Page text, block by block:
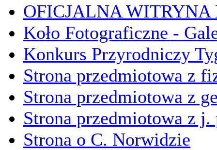
OFICJALNA
Koło Fotograficzne -
Konkurs Przyrodniczy
Strona przedmiotowa z
Strona przedmiotowa z
Strona przedmiotowa z j.
Strona o C. Norwidzie